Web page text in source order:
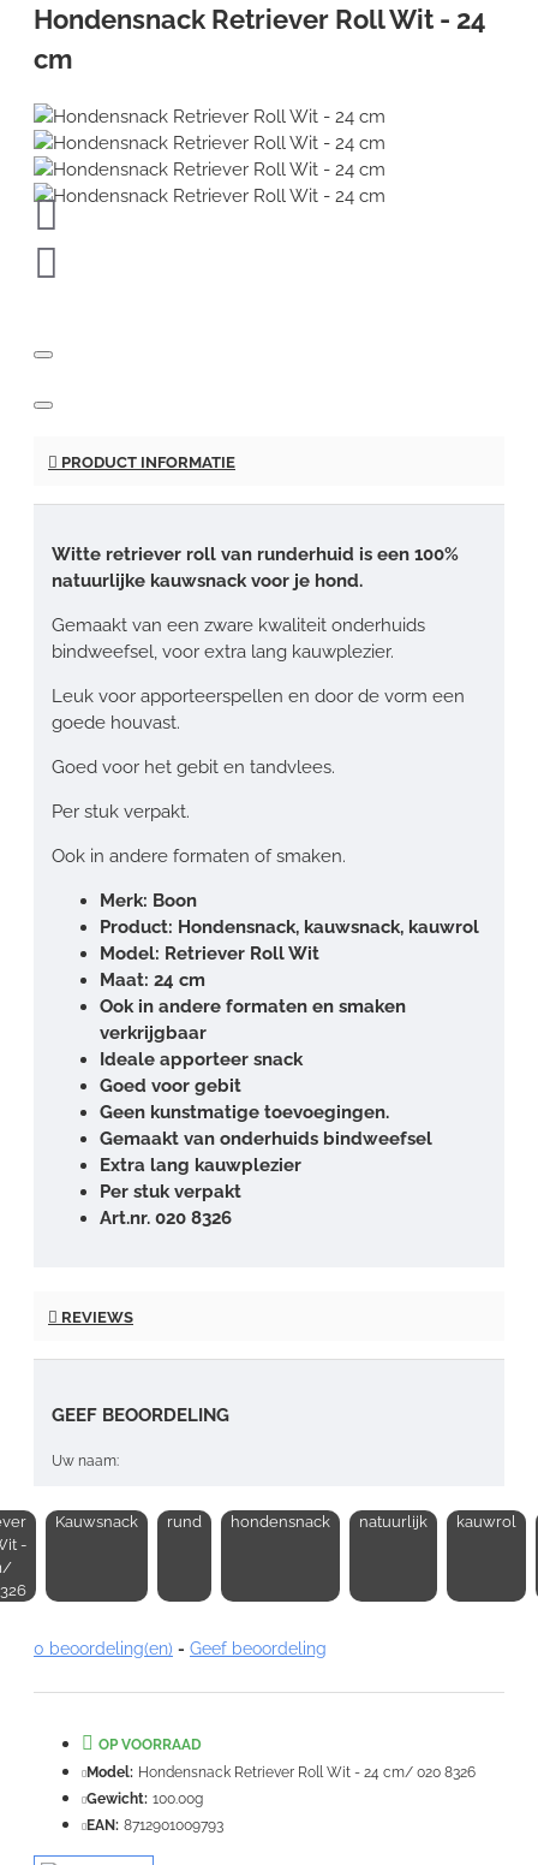
Hondensnack Retriever Roll Wit - 24
cm
PRODUCT INFORMATIE
Witte retriever roll van runderhuid is een 100%
natuurlijke kauwsnack voor je hond.
Gemaakt van een zware kwaliteit onderhuids
bindweefsel, voor extra lang kauwplezier.
Leuk voor apporteerspellen en door de vorm een
goede houvast.
Goed voor het gebit en tandvlees.
Per stuk verpakt.
Ook in andere formaten of smaken.
Merk: Boon
Product: Hondensnack, kauwsnack, kauwrol
Model: Retriever Roll Wit
Maat: 24 cm
Ook in andere formaten en smaken
verkrijgbaar
Ideale apporteer snack
Goed voor gebit
Geen kunstmatige toevoegingen.
Gemaakt van onderhuids bindweefsel
Extra lang kauwplezier
Per stuk verpakt
Art.nr. 020 8326
REVIEWS
GEEF BEOORDELING
Uw naam:
Note:HTML-code wordt niet vertaald!
Slecht
-
Kauwsnack rund hondensnack natuurlijk kauwrol
0 beoordeling(en) - Geef beoordeling
OP VOORRAAD
Model: Hondensnack Retriever Roll Wit - 24 cm/ 020 8326
Gewicht: 100.00g
EAN: 8712901009793